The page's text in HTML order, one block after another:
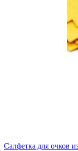
Салфетка для очков